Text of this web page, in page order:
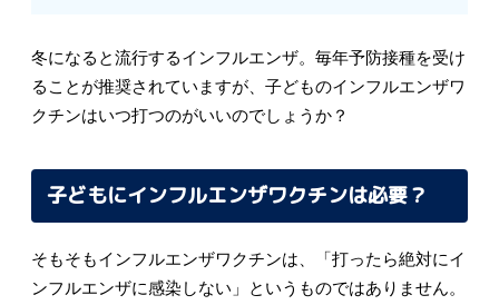
冬になると流行するインフルエンザ。毎年予防接種を受け
ることが推奨されていますが、子どものインフルエンザワ
クチンはいつ打つのがいいのでしょうか？
子どもにインフルエンザワクチンは必要？
そもそもインフルエンザワクチンは、「打ったら絶対にイ
ンフルエンザに感染しない」というものではありません。